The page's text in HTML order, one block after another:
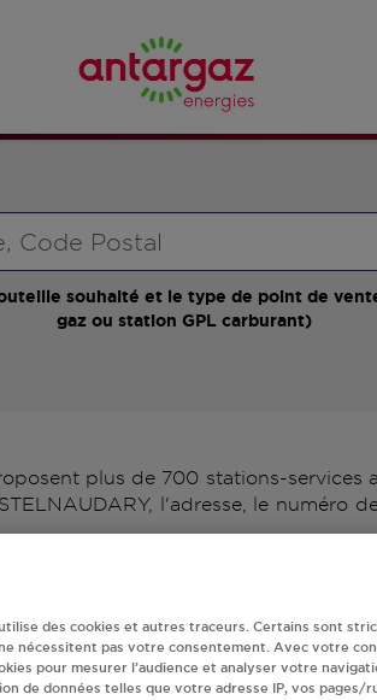
souhaité et le type de point de
gaz ou station GPL carburant)
plus de 700 stations-
l'adresse, le numéro
à
CASTELNAUDARY
des cookies et autres traceurs. Certains sont
nécessitent pas votre consentement. Avec votre
pour mesurer l’audience et analyser votre
de données telles que votre adresse IP, vos pages/